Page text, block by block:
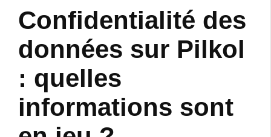
Confidentialité des
données sur Pilkol
: quelles
informations sont